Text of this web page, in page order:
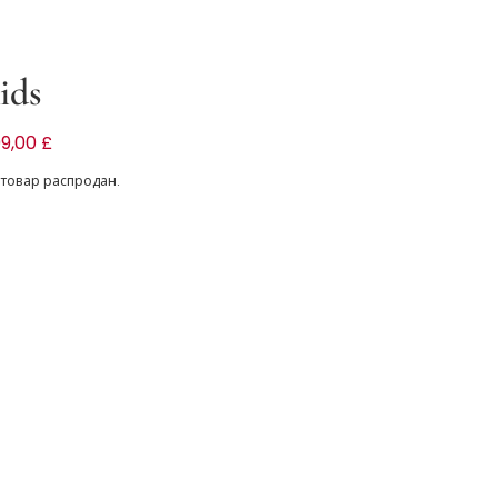
из шифона с вышивкой для девочек
£
распродан.